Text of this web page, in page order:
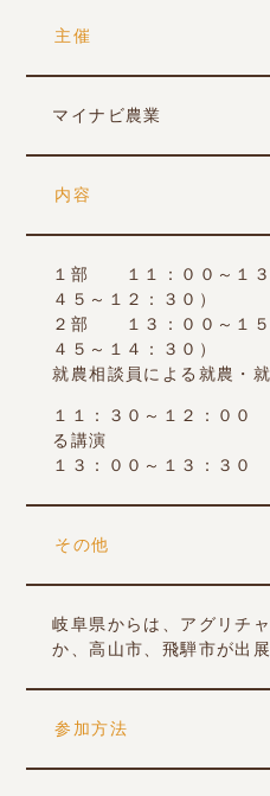
主催
マイナビ農業
内容
１部 １１：００～１３
４５～１２：３０）
２部 １３：００～１５
４５～１４：３０）
就農相談員による就農・
１１：３０～１２：００
る講演
１３：００～１３：３０
その他
岐阜県からは、アグリチ
か、高山市、飛騨市が出
参加方法